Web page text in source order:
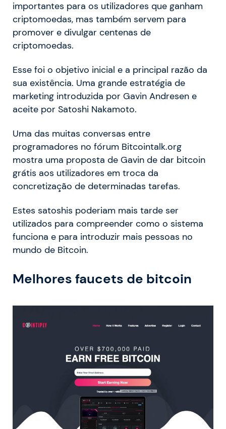
importantes para os utilizadores que ganham
criptomoedas, mas também servem para
promover e divulgar centenas de
criptomoedas.
Esse foi o objetivo inicial e a principal razão da
sua existência. Uma grande estratégia de
marketing introduzida por Gavin Andresen e
aceite por Satoshi Nakamoto.
Uma das muitas conversas entre
programadores no fórum Bitcointalk.org
mostra uma proposta de Gavin de dar bitcoin
grátis aos utilizadores em troca da
concretização de determinadas tarefas.
Estes satoshis poderiam mais tarde ser
utilizados para compreender como o sistema
funciona e para introduzir mais pessoas no
mundo de Bitcoin.
Melhores faucets de bitcoin